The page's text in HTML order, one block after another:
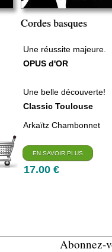
Cordes basques
Une réussite majeure.
OPUS d'OR
Une belle découverte!
Classic Toulouse
Arkaïtz Chambonnet
EN SAVOIR PLUS
17.00 €
Abonnez-